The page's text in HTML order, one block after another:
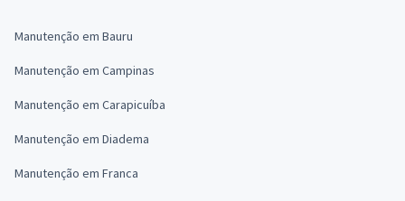
Manutenção em Bauru
Manutenção em Campinas
Manutenção em Carapicuíba
Manutenção em Diadema
Manutenção em Franca